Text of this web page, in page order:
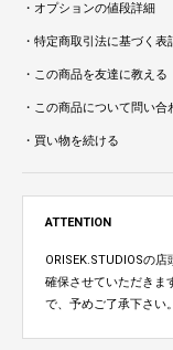
・オプションの値段詳細
・特定商取引法に基づく表
・この商品を友達に教える
・この商品について問い合
・買い物を続ける
ATTENTION
ORISEK.STUDIOSの
確保させていただきま
で、予めご了承下さい